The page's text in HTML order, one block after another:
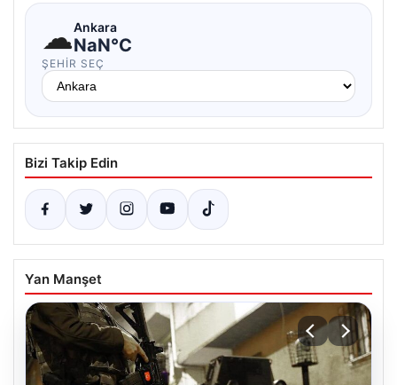
☁Ankara
NaN°C
ŞEHIR SEÇ
Bizi Takip Edin
Yan Manşet